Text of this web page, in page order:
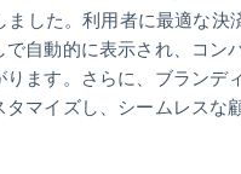
ました。利用者に最適な決
で自動的に表示され、コン
ります。さらに、ブランデ
タマイズし、シームレスな